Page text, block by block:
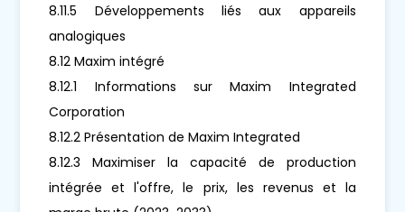
8.11.5 Développements liés aux appareils
analogiques
8.12 Maxim intégré
8.12.1 Informations sur Maxim Integrated
Corporation
8.12.2 Présentation de Maxim Integrated
8.12.3 Maximiser la capacité de production
intégrée et l'offre, le prix, les revenus et la